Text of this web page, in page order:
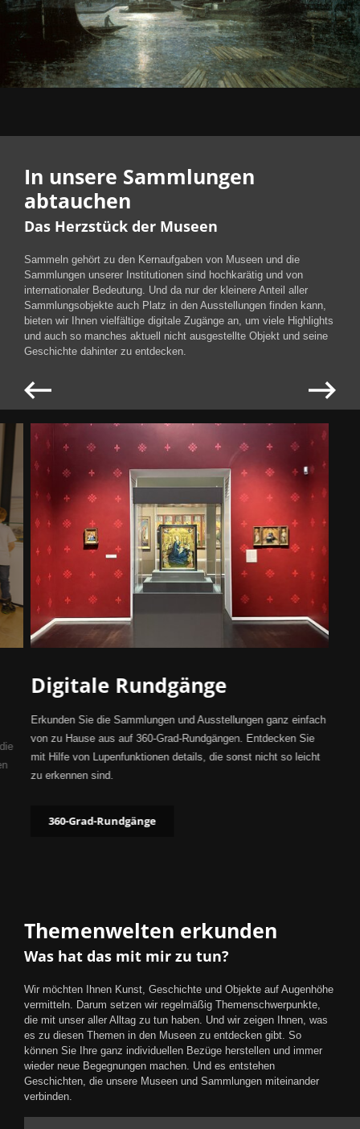
In unsere Sammlungen
abtauchen
Das Herzstück der Museen
Sammeln gehört zu den Kernaufgaben von Museen und die
Sammlungen unserer Institutionen sind hochkarätig und von
internationaler Bedeutung. Und da nur der kleinere Anteil aller
Sammlungsobjekte auch Platz in den Ausstellungen finden kann,
bieten wir Ihnen vielfältige digitale Zugänge an, um viele Highlights
und auch so manches aktuell nicht ausgestellte Objekt und seine
Geschichte dahinter zu entdecken.
Digitale Rundgänge
Erkunden Sie die Sammlungen und Ausstellungen ganz einfach
von zu Hause aus auf 360-Grad-Rundgängen. Entdecken Sie
mit Hilfe von Lupenfunktionen details, die sonst nicht so leicht
zu erkennen sind.
360-Grad-Rundgänge
Themenwelten erkunden
Was hat das mit mir zu tun?
Wir möchten Ihnen Kunst, Geschichte und Objekte auf Augenhöhe
vermitteln. Darum setzen wir regelmäßig Themenschwerpunkte,
die mit unser aller Alltag zu tun haben. Und wir zeigen Ihnen, was
es zu diesen Themen in den Museen zu entdecken gibt. So
können Sie Ihre ganz individuellen Bezüge herstellen und immer
wieder neue Begegnungen machen. Und es entstehen
Geschichten, die unsere Museen und Sammlungen miteinander
verbinden.